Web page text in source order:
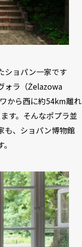
ショパン一家です
ォラ（Żelazowa
から西に約54km離れ
す。そんなポプラ並
も、ショパン博物館